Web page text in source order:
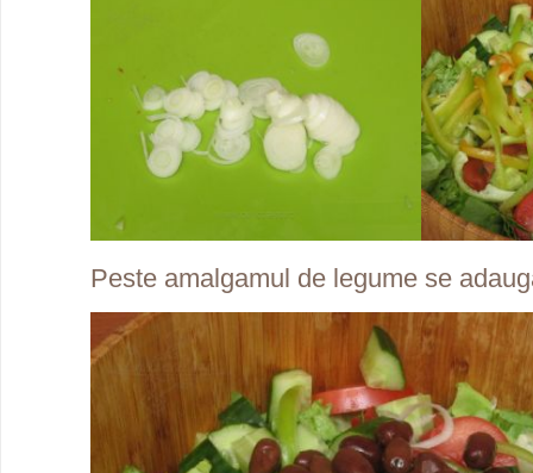
Peste amalgamul de legume se